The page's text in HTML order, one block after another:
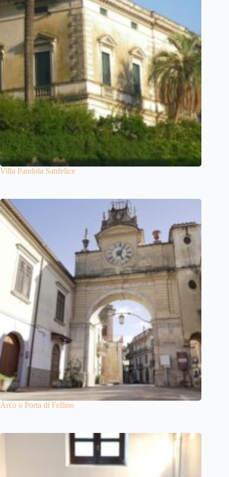
Villa Pandola Sanfelice
Arco o Porta di Fellino